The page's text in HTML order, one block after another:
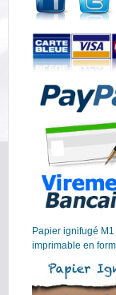
Papier ignifugé
imprimable en